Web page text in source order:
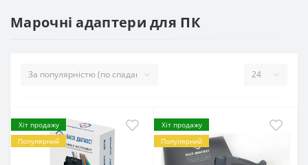
Марочні адаптери для ПК
Хіт продажу
Популярний
Хіт продажу
Популярний